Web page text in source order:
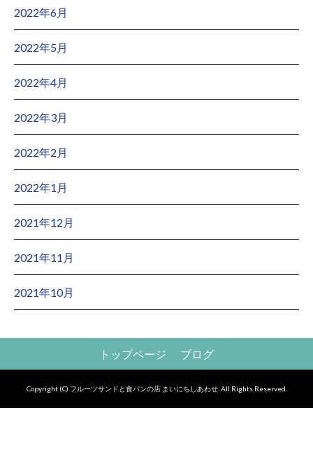
2022年6月
2022年5月
2022年4月
2022年3月
2022年2月
2022年1月
2021年12月
2021年11月
2021年10月
トップページ ブログ
Copyright (C) フルーツサンドと食パンの店 まいにちしあわせ. All Rights Reserved.